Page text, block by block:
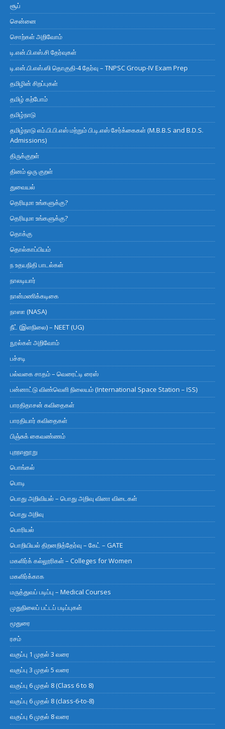
சூப்
சென்னை
சொற்கள் அறிவோம்
டி.என்.பி.எஸ்.சி தேர்வுகள்
டி.என்.பி.எஸ்.ஸி தொகுதி-4 தேர்வு – TNPSC Group-IV Exam Prep
தமிழின் சிறப்புகள்
தமிழ் கற்போம்
தமிழ்நாடு
தமிழ்நாடு எம்.பி.பி.எஸ் மற்றும் பி.டி.எஸ் சேர்க்கைகள் (M.B.B.S and B.D.S.
Admissions)
திருக்குறள்
தினம் ஒரு குறள்
துவையல்
தெரியுமா உங்களுக்கு?
தெரியுமா உங்களுக்கு?
தொக்கு
தொல்காப்பியம்
ந உதயநிதி பாடல்கள்
நாலடியார்
நான்மணிக்கடிகை
நாஸா (NASA)
நீட் (இளநிலை) – NEET (UG)
நூல்கள் அறிவோம்
பச்சடி
பல்வகை சாதம் – வெரைட்டி ரைஸ்
பன்னாட்டு விண்வெளி நிலையம் (International Space Station – ISS)
பாரதிதாசன் கவிதைகள்
பாரதியார் கவிதைகள்
பிஞ்சுக் கைவண்ணம்
புறநானூறு
பொங்கல்
பொடி
பொது அறிவியல் – பொது அறிவு வினா விடைகள்
பொது அறிவு
பொரியல்
பொறியியல் திறனறித்தேர்வு – கேட் – GATE
மகளிர்க் கல்லூரிகள் – Colleges for Women
மகளிர்க்காக
மருத்துவப் படிப்பு – Medical Courses
முதுநிலைப் பட்டப் படிப்புகள்
மூதுரை
ரசம்
வகுப்பு 1 முதல் 3 வரை
வகுப்பு 3 முதல் 5 வரை
வகுப்பு 6 முதல் 8 (Class 6 to 8)
வகுப்பு 6 முதல் 8 (class-6-to-8)
வகுப்பு 6 முதல் 8 வரை